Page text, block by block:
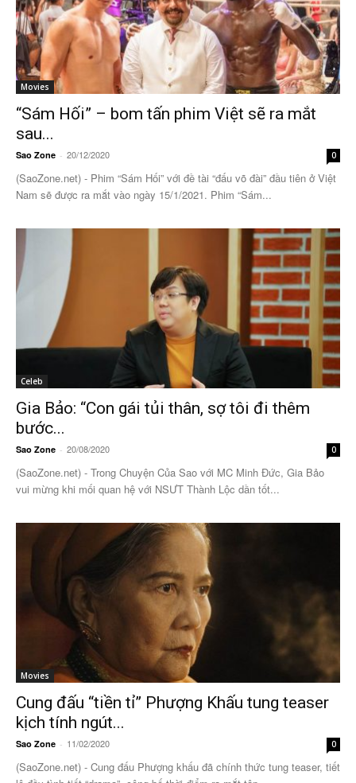
Movies
“Sám Hối” – bom tấn phim Việt sẽ ra mắt
sau...
Sao Zone - 20/12/2020 0
(SaoZone.net) - Phim “Sám Hối” với đề tài “đấu võ đài” đầu tiên ở Việt
Nam sẽ được ra mắt vào ngày 15/1/2021. Phim “Sám...
Celeb
Gia Bảo: “Con gái tủi thân, sợ tôi đi thêm
bước...
Sao Zone - 20/08/2020 0
(SaoZone.net) - Trong Chuyện Của Sao với MC Minh Đức, Gia Bảo
vui mừng khi mối quan hệ với NSƯT Thành Lộc dần tốt...
Movies
Cung đấu “tiền tỉ” Phượng Khấu tung teaser
kịch tính ngút...
Sao Zone - 11/02/2020 0
(SaoZone.net) - Cung đấu Phượng khấu đã chính thức tung teaser, tiết